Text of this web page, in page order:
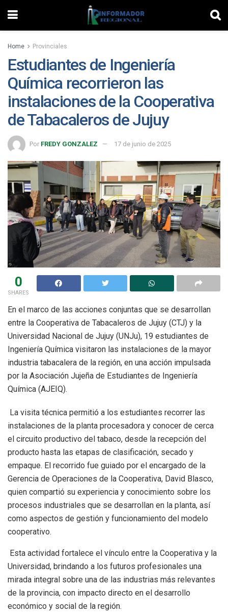
Home Provinciales
Estudiantes de Ingeniería
Química recorrieron las
instalaciones de la Cooperativa
de Tabacaleros de Jujuy
Por FREDY GONZALEZ 17 de junio de 2025
0
SHARES
En el marco de las acciones conjuntas que se desarrollan
entre la Cooperativa de Tabacaleros de Jujuy (CTJ) y la
Universidad Nacional de Jujuy (UNJu), 19 estudiantes de
Ingeniería Química visitaron las instalaciones de la mayor
industria tabacalera de la región, en una acción impulsada
por la Asociación Jujeña de Estudiantes de Ingeniería
Química (AJEIQ).
La visita técnica permitió a los estudiantes recorrer las
instalaciones de la planta procesadora y conocer de cerca
el circuito productivo del tabaco, desde la recepción del
producto hasta las etapas de clasificación, secado y
empaque. El recorrido fue guiado por el encargado de la
Gerencia de Operaciones de la Cooperativa, David Blasco,
quien compartió su experiencia y conocimiento sobre los
procesos industriales que se desarrollan en la planta, así
como aspectos de gestión y funcionamiento del modelo
cooperativo.
Esta actividad fortalece el vínculo entre la Cooperativa y la
Universidad, brindando a los futuros profesionales una
mirada integral sobre una de las industrias más relevantes
de la provincia, con impacto directo en el desarrollo
económico y social de la región.